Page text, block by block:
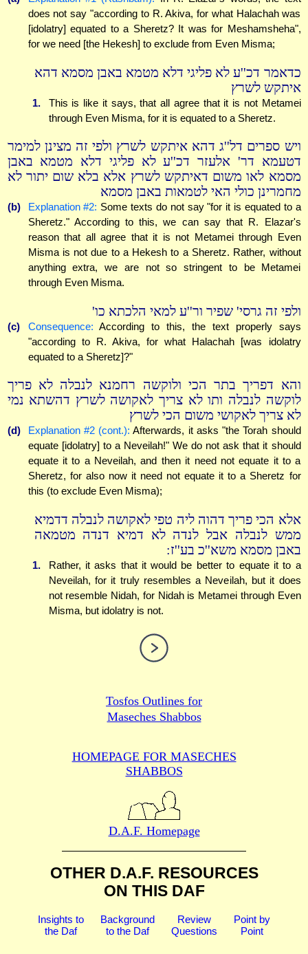
does not say "according to R. Akiva, for what Halachah was
[idolatry] equated to a Sheretz? It was for Meshamsheha",
for we need [the Hekesh] to exclude from Even Misma;
כדאמר דכ''ע לא פליגי דלא מטמא באבן מסמא דהא
איתקש לשרץ
1.
This is like it says, that all agree that it is not Metamei
through Even Misma, for it is equated to a Sheretz.
ויש ספרים דל''ג דהא איתקש לשרץ ולפי זה מצינן למימר
דטעמא דר' אלעזר דכ''ע לא פליגי דלא מטמא באבן
מסמא לאו משום דאיתקש לשרץ אלא בלא שום יתור לא
מחמרינן כולי האי לטמאות באבן מסמא
(b) Explanation #2: Some texts do not say "for it is equated to a
Sheretz." According to this, we can say that R. Elazar's
reason that all agree that it is not Metamei through Even
Misma is not due to a Hekesh to a Sheretz. Rather, without
anything extra, we are not so stringent to be Metamei
through Even Misma.
ולפי זה גרסי' שפיר ור''ע למאי הלכתא כו'
(c) Consequence: According to this, the text properly says
"according to R. Akiva, for what Halachah [was idolatry
equated to a Sheretz]?"
והא דפריך בתר הכי ולוקשה רחמנא לנבלה לא פריך
לוקשה לנבלה ותו לא צריך לאקושה לשרץ דהשתא נמי
לא צריך לאקושי משום הכי לשרץ
(d) Explanation #2 (cont.): Afterwards, it asks "the Torah should
equate [idolatry] to a Neveilah!" We do not ask that it should
equate it to a Neveilah, and then it need not equate it to a
Sheretz, for also now it need not equate it to a Sheretz for
this (to exclude Even Misma);
אלא הכי פריך דהוה ליה טפי לאקושה לנבלה דדמיא
ממש לנבלה אבל לנדה לא דמיא דנדה מטמאה
באבן מסמא משא''כ בע''ז:
1.
Rather, it asks that it would be better to equate it to a
Neveilah, for it truly resembles a Neveilah, but it does
not resemble Nidah, for Nidah is Metamei through Even
Misma, but idolatry is not.
Tosfos Outlines for
Maseches Shabbos
HOMEPAGE FOR MASECHES
SHABBOS
D.A.F. Homepage
OTHER D.A.F. RESOURCES
ON THIS DAF
Insights to
the Daf
Background
to the Daf
Review
Questions
Point by
Point